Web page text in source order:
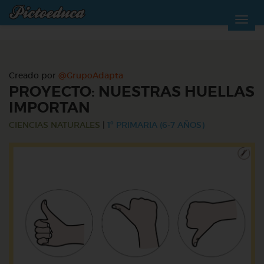
Creado por @GrupoAdapta
PROYECTO: NUESTRAS HUELLAS
IMPORTAN
CIENCIAS NATURALES 1º PRIMARIA (6-7 AÑOS)